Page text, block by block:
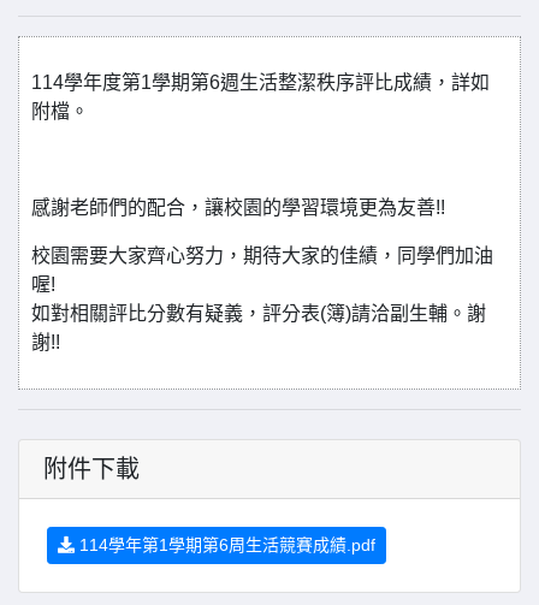
114學年度第1學期第6週生活整潔秩序評比成績，詳如
附檔。
感謝老師們的配合，讓校園的學習環境更為友善!!
校園需要大家齊心努力，期待大家的佳績，同學們加油
喔!
如對相關評比分數有疑義，評分表(簿)請洽副生輔。謝
謝!!
附件下載
114學年第1學期第6周生活競賽成績.pdf